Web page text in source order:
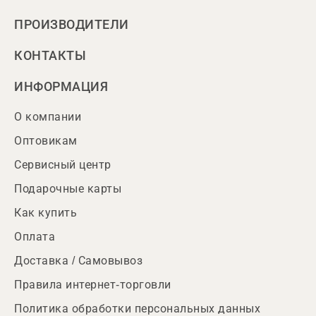
ПРОИЗВОДИТЕЛИ
КОНТАКТЫ
ИНФОРМАЦИЯ
О компании
Оптовикам
Сервисный центр
Подарочные карты
Как купить
Оплата
Доставка / Самовывоз
Правила интернет-торговли
Политика обработки персональных данных